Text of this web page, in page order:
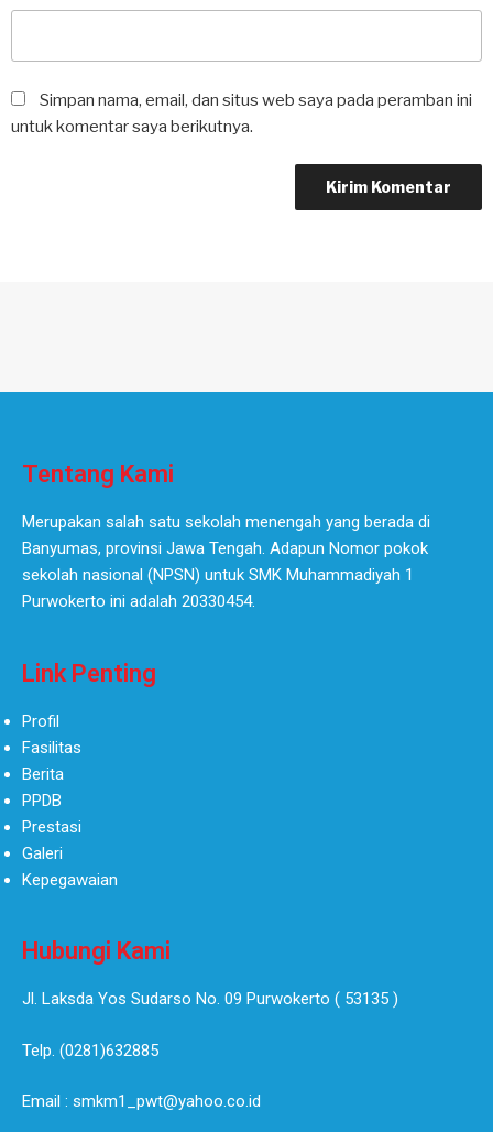
Simpan nama, email, dan situs web saya pada peramban ini
untuk komentar saya berikutnya.
Tentang Kami
Merupakan salah satu sekolah menengah yang berada di
Banyumas, provinsi Jawa Tengah. Adapun Nomor pokok
sekolah nasional (NPSN) untuk SMK Muhammadiyah 1
Purwokerto ini adalah 20330454.
Link Penting
Profil
Fasilitas
Berita
PPDB
Prestasi
Galeri
Kepegawaian
Hubungi Kami
Jl. Laksda Yos Sudarso No. 09 Purwokerto ( 53135 )​
Telp. (0281)632885
Email : smkm1_pwt@yahoo.co.id